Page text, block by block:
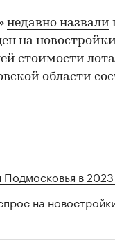
недавно назвали
на
стоимости
области
в
на